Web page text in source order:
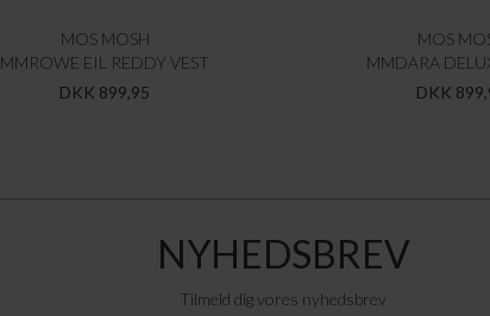
MOS MOSH
MMROWE EIL REDDY VEST
DKK 899,95
MOS
MMDARA
DKK
NYHEDSBREV
Tilmeld dig vores nyhedsbrev